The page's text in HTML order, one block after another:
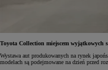
Toyota Collection miejscem wyjątkowych
Wystawa aut produkowanych na rynek
modelach są podejmowane na dzień przed